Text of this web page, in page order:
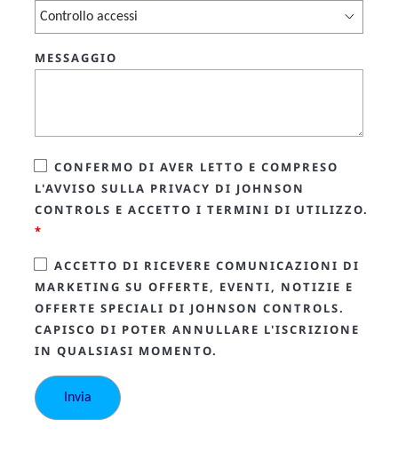
MESSAGGIO
CONFERMO DI AVER LETTO E COMPRESO
L'AVVISO SULLA PRIVACY DI JOHNSON
CONTROLS E ACCETTO I TERMINI DI UTILIZZO.
*
ACCETTO DI RICEVERE COMUNICAZIONI DI
MARKETING SU OFFERTE, EVENTI, NOTIZIE E
OFFERTE SPECIALI DI JOHNSON CONTROLS.
CAPISCO DI POTER ANNULLARE L'ISCRIZIONE
IN QUALSIASI MOMENTO.